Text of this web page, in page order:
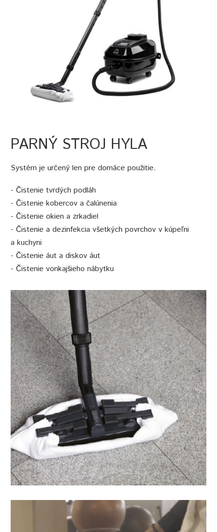
PARNÝ STROJ HYLA
Systém je určený len pre domáce použitie.
- Čistenie tvrdých podláh
- Čistenie kobercov a čalúnenia
- Čistenie okien a zrkadiel
- Čistenie a dezinfekcia všetkých povrchov v kúpeľni
a kuchyni
- Čistenie áut a diskov áut
- Čistenie vonkajšieho nábytku